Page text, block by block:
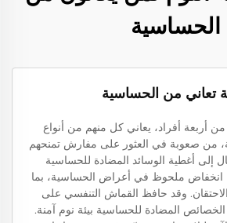
الحساسية
تعاني من الحساسية
أربعة أفراد، يعاني كل منهم من أنواع
من صعوبة في العثور على مفارش تمنحهم
إلى أغطية الوسائد المضادة للحساسية
انخفاض ملحوظ في أعراض الحساسية، بما
وقد حافظ القماش التنفسي على
المضادة للحساسية بيئة نوم آمنة.